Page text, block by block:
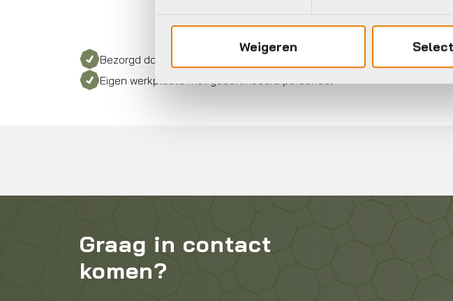
Weigeren
Bezorgd door heel Nederland
Eigen werkplaats met gecertificeerd personeel
Graag in contact
komen?